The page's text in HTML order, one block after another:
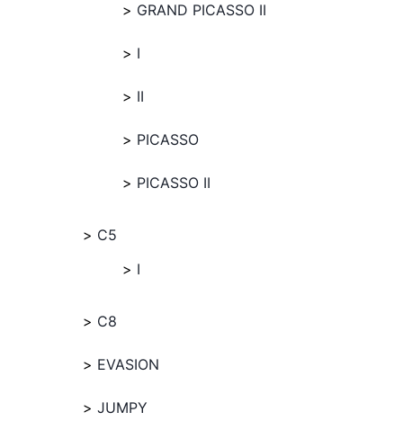
GRAND PICASSO II
I
II
PICASSO
PICASSO II
C5
I
C8
EVASION
JUMPY